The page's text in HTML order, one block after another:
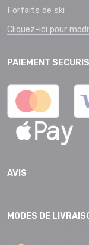
Forfaits de ski
Cliquez-ici pour
PAIEMENT
AVIS
MODES DE